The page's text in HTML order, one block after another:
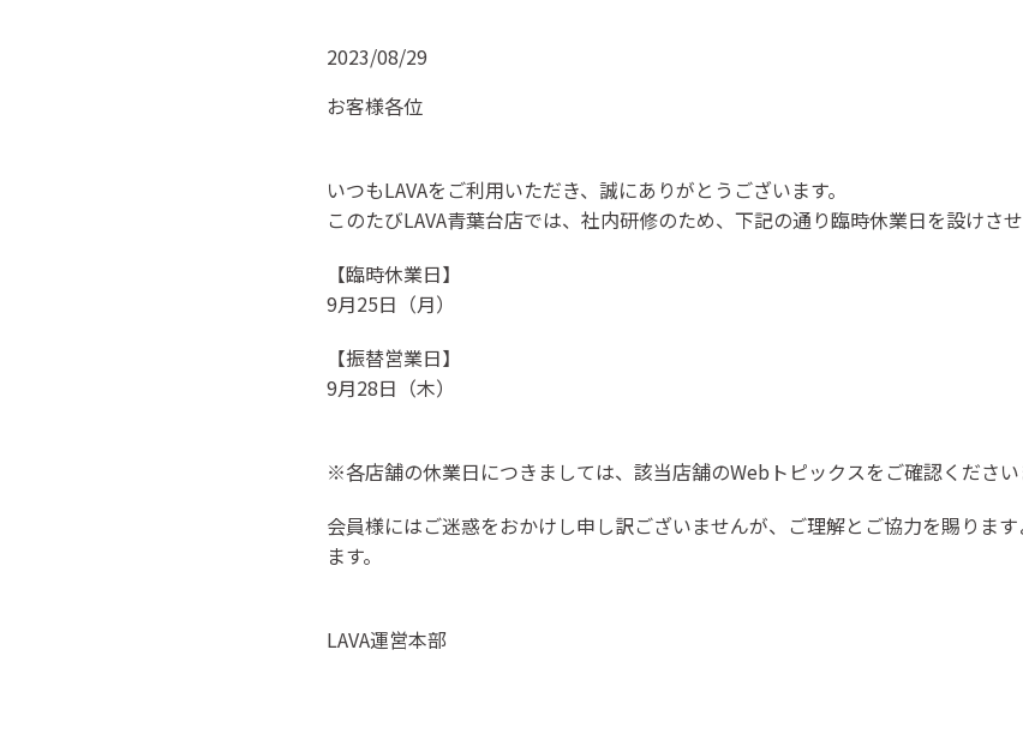
2023/08/29
お客様各位
いつもLAVAをご利用いただき、誠にありがとうございます。
このたびLAVA青葉台店では、社内研修のため、下記の通り臨時休業日を設けさせ
【臨時休業日】
9月25日（月）
【振替営業日】
9月28日（木）
※各店舗の休業日につきましては、該当店舗のWebトピックスをご確認ください
会員様にはご迷惑をおかけし申し訳ございませんが、ご理解とご協力を賜りま
ます。
LAVA運営本部